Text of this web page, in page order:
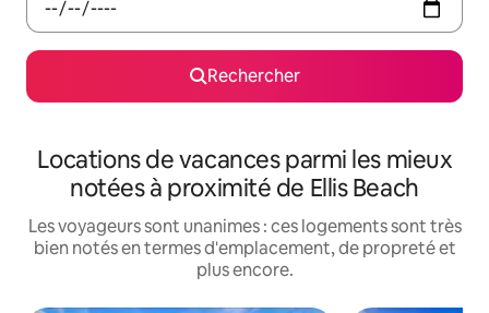
Rechercher
Locations de vacances parmi les mieux
notées à proximité de Ellis Beach
Les voyageurs sont unanimes : ces logements sont très
bien notés en termes d'emplacement, de propreté et
plus encore.